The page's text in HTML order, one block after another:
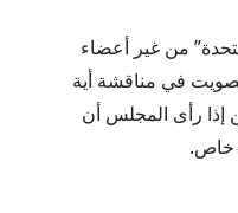
من غير أعضاء
في مناقشة أية
رأى المجلس أن
خاص.